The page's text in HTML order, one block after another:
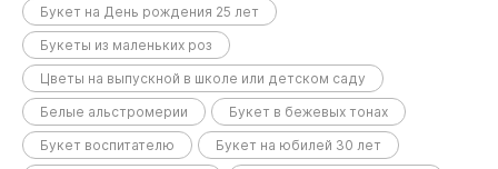
Букет на День рождения 25 лет
Букеты из маленьких роз
Цветы на выпускной в школе или детском саду
Белые альстромерии
Букет в бежевых тонах
Букет воспитателю
Букет на юбилей 30 лет